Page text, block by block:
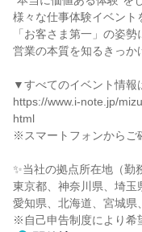
様々な仕事体験イベント
「お客さま第一」の姿勢
営業の本質を知るきっか
▼すべてのイベント情報
https://www.i-note.jp/
html
※スマートフォンからご
✨️当社の拠点所在地（勤
東京都、神奈川県、埼玉
愛知県、北海道、宮城県
※自己申告制度により希